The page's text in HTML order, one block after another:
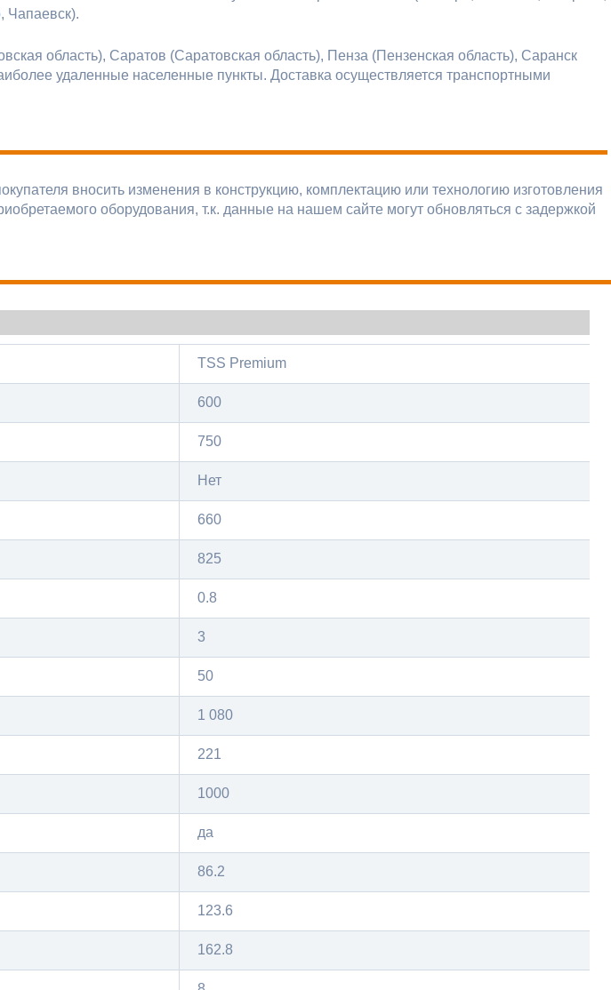
Чапаевск).
область), Саратов (Саратовская область), Пенза (Пензенская область), Саранск
удаленные населенные пункты. Доставка осуществляется транспортными
вносить изменения в конструкцию, комплектацию или технологию изготовления
оборудования, т.к. данные на нашем сайте могут обновляться с задержкой
TSS Premium
600
750
Нет
660
825
0.8
3
50
1 080
221
1000
да
86.2
123.6
162.8